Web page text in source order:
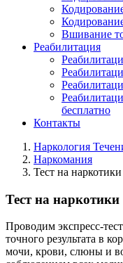
Вшивание
Реабилитация
бесплатно
Контакты
Наркология
Наркомания
Тест на
Тест на
Проводим экспресс-
точного результата в
мочи, крови, слюны и